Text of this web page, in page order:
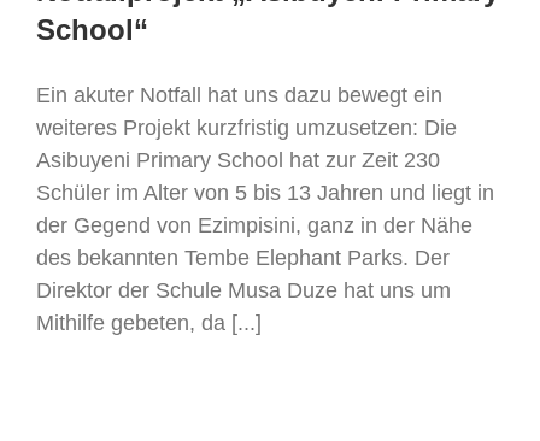
School“
Ein akuter Notfall hat uns dazu bewegt ein
weiteres Projekt kurzfristig umzusetzen: Die
Asibuyeni Primary School hat zur Zeit 230
Schüler im Alter von 5 bis 13 Jahren und liegt in
der Gegend von Ezimpisini, ganz in der Nähe
des bekannten Tembe Elephant Parks. Der
Direktor der Schule Musa Duze hat uns um
Mithilfe gebeten, da [...]